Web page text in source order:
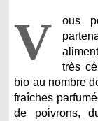
V ous
très
bio au nombre
fraîches
de poivrons,